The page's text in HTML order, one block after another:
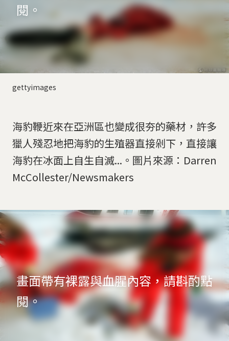
閱。
gettyimages
海豹鞭近來在亞洲區也變成很夯的藥材，許多
獵人殘忍地把海豹的生殖器直接剁下，直接讓
海豹在冰面上自生自滅...。圖片來源：Darren
McCollester/Newsmakers
畫面帶有裸露與血腥內容，請斟酌點
閱。